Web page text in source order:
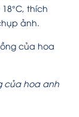
thích
ảnh.
của hoa anh